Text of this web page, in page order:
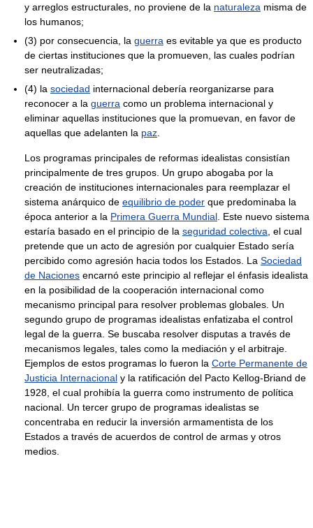
y arreglos estructurales, no proviene de la naturaleza misma de
los humanos;
(3) por consecuencia, la guerra es evitable ya que es producto
de ciertas instituciones que la promueven, las cuales podrían
ser neutralizadas;
(4) la sociedad internacional debería reorganizarse para
reconocer a la guerra como un problema internacional y
eliminar aquellas instituciones que la promuevan, en favor de
aquellas que adelanten la paz.
Los programas principales de reformas idealistas consistían
principalmente de tres grupos. Un grupo abogaba por la
creación de instituciones internacionales para reemplazar el
sistema anárquico de equilibrio de poder que predominaba la
época anterior a la Primera Guerra Mundial. Este nuevo sistema
estaría basado en el principio de la seguridad colectiva, el cual
pretende que un acto de agresión por cualquier Estado sería
percibido como agresión hacia todos los Estados. La Sociedad
de Naciones encarnó este principio al reflejar el énfasis idealista
en la posibilidad de la cooperación internacional como
mecanismo principal para resolver problemas globales. Un
segundo grupo de programas idealistas enfatizaba el control
legal de la guerra. Se buscaba resolver disputas a través de
mecanismos legales, tales como la mediación y el arbitraje.
Ejemplos de estos programas lo fueron la Corte Permanente de
Justicia Internacional y la ratificación del Pacto Kellog-Briand de
1928, el cual prohibía la guerra como instrumento de política
nacional. Un tercer grupo de programas idealistas se
concentraba en reducir la inversión armamentista de los
Estados a través de acuerdos de control de armas y otros
medios.